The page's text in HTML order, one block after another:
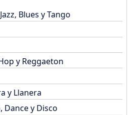
Blues y Tango
y Reggaeton
y Llanera
Dance y Disco